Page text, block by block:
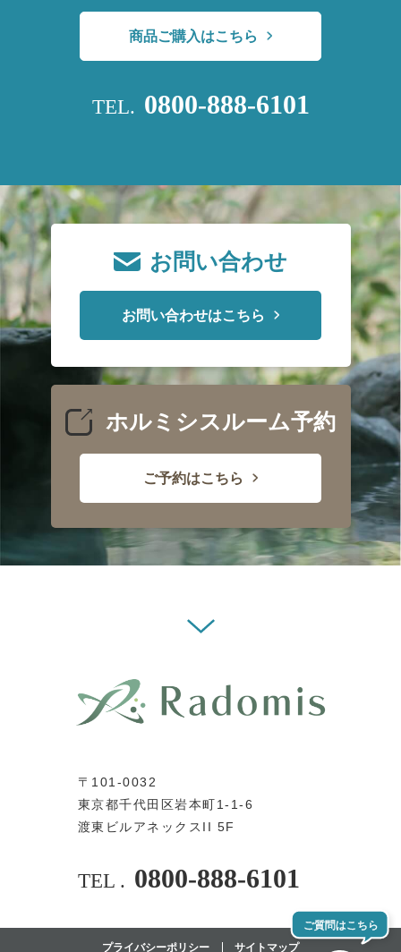
商品ご購入はこちら
TEL. 0800-888-6101
お問い合わせ
お問い合わせはこちら
ホルミシスルーム予約
ご予約はこちら
〒101-0032
東京都千代田区岩本町1-1-6
渡東ビルアネックスII 5F
TEL . 0800-888-6101
プライバシーポリシー サイトマップ